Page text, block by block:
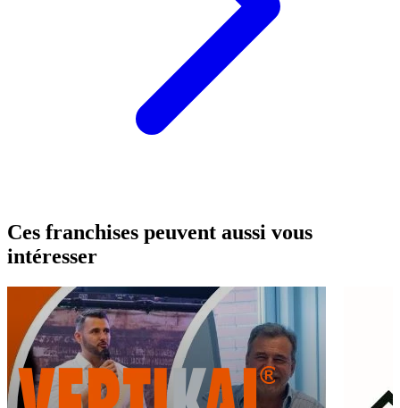
Ces franchises peuvent aussi vous
intéresser